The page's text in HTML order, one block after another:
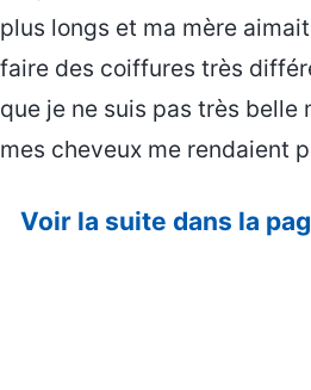
plus longs et ma mère
faire des coiffures très
que je ne suis pas très belle
mes cheveux me rendaient
Voir la suite dans la